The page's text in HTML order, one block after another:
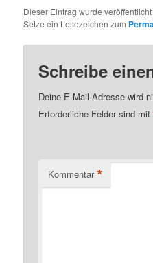
Dieser Eintrag wurde
Setze ein Lesezeichen zum
Schreibe
Deine E-Mail-Adresse wird
Erforderliche Felder sind mit
Kommentar *